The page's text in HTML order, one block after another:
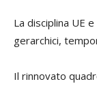
La disciplina UE
gerarchici,
Il rinnovato